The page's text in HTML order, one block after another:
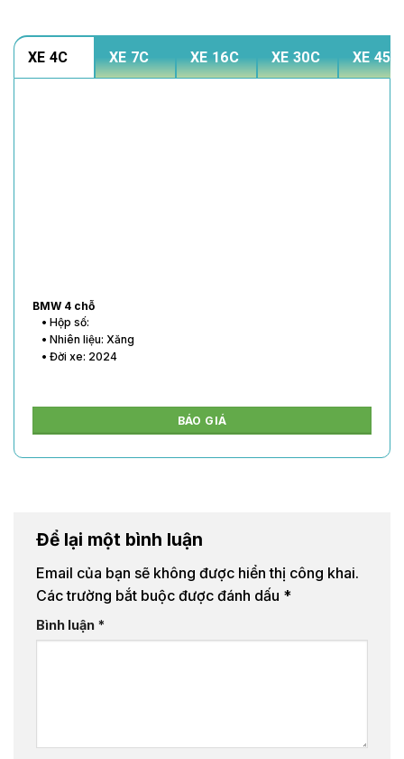
XE 4C XE 7C XE 16C XE 30C XE 45C
BMW 4 chỗ
• Hộp số:
• Nhiên liệu: Xăng
• Đời xe: 2024
BÁO GIÁ
Để lại một bình luận
Email của bạn sẽ không được hiển thị công khai.
Các trường bắt buộc được đánh dấu *
Bình luận *